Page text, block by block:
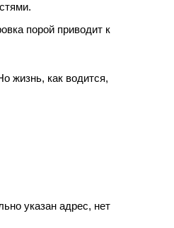
порой приводит к
жизнь, как водится,
указан адрес, нет